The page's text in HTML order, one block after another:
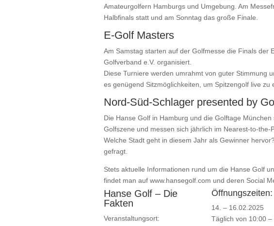
Amateurgolfern Hamburgs und Umgebung. Am
Halbfinals statt und am Sonntag das große Finale.
E-Golf Masters
Am Samstag starten auf der Golfmesse die Finals der
Golfverband e.V. organisiert.
Diese Turniere werden umrahmt von guter Stimmung
es genügend Sitzmöglichkeiten, um Spitzengolf live zu
Nord-Süd-Schlager presented by
Die Hanse Golf in Hamburg und die Golftage
Golfszene und messen sich jährlich im Nearest-to-
Welche Stadt geht in diesem Jahr als Gewinner
gefragt.
Stets aktuelle Informationen rund um die Hanse Golf
findet man auf www.hansegolf.com und deren Social
Hanse Golf – Die
Fakten
Veranstaltungsort:
Öffnungszeiten:
14. – 16.02.2025
Täglich von 10:00 –